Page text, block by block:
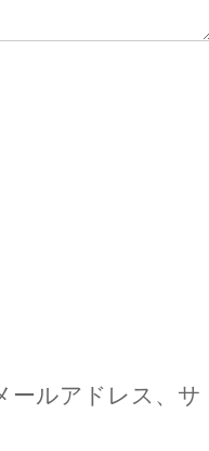
ールアドレス、サ